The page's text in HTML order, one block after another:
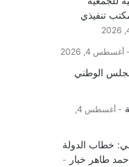
تنفيذي
أغسطس 4, 2026
الوطني
أغسطس 4,
خطاب الدولة
طاهر خيار